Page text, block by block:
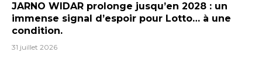
JARNO WIDAR prolonge jusqu’en 2028 : un
immense signal d’espoir pour Lotto… à une
condition.
31 juillet 2026